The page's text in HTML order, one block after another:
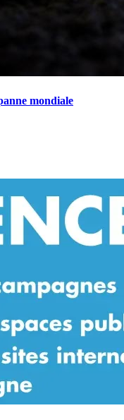
mondiale